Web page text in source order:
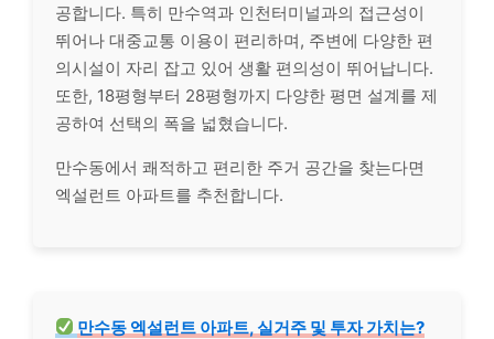
공합니다. 특히 만수역과 인천터미널과의 접근성이
뛰어나 대중교통 이용이 편리하며, 주변에 다양한 편
의시설이 자리 잡고 있어 생활 편의성이 뛰어납니다.
또한, 18평형부터 28평형까지 다양한 평면 설계를 제
공하여 선택의 폭을 넓혔습니다.
만수동에서 쾌적하고 편리한 주거 공간을 찾는다면
엑설런트 아파트를 추천합니다.
만수동 엑설런트 아파트, 실거주 및 투자 가치는?